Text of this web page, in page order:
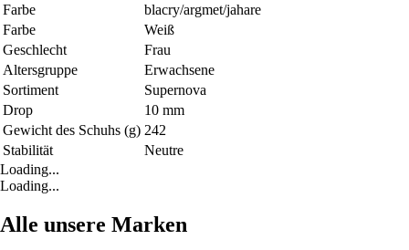
Farbe
blacry/argmet/jahare
Farbe
Weiß
Geschlecht
Frau
Altersgruppe
Erwachsene
Sortiment
Supernova
Drop
10 mm
Gewicht des Schuhs (g) 242
Stabilität
Neutre
Loading...
Loading...
Alle unsere Marken